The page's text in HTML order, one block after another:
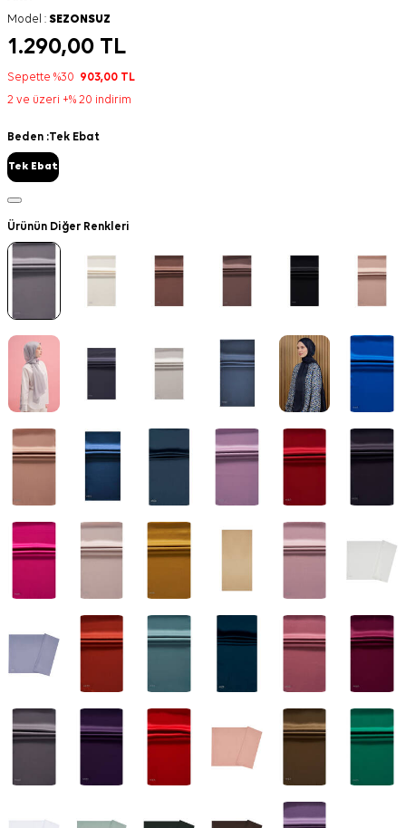
Model : SEZONSUZ
1.290,00 TL
Sepette %30 903,00 TL
2 ve üzeri +% 20 indirim
Beden :Tek Ebat
Tek Ebat
Ürünün Diğer Renkleri